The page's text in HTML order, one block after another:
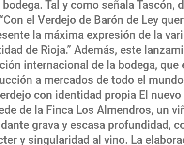
bodega. Tal y como señala Tascón,
el Verdejo de Barón de Ley
la máxima expresión de la
de Rioja.” Además, este
internacional de la bodega, que
a mercados de todo el
con identidad propia El
de la Finca Los Almendros, un
grava y escasa profundidad,
y singularidad al vino. La